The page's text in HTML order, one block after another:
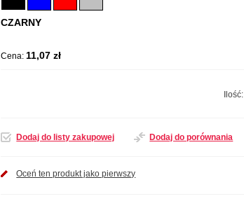
CZARNY
Cena:11,07 zł
Ilość:
Dodaj do listy zakupowej Dodaj do porównania
Oceń ten produkt jako pierwszy